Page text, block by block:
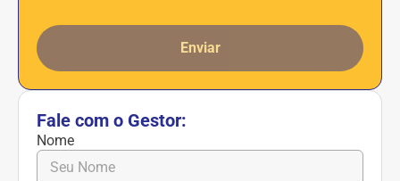
Enviar
Fale com o Gestor:
Nome